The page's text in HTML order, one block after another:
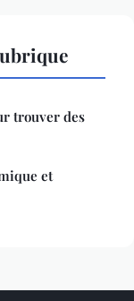
trouver des
et